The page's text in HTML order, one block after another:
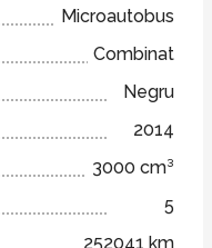
Microautobus
Combinat
Negru
2014
3000 cm³
5
252041 km